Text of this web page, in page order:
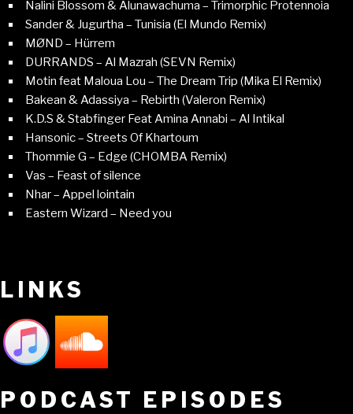
Nalini Blossom & Alunawachuma – Trimorphic Protennoia
Sander & Jugurtha – Tunisia (El Mundo Remix)
MØND – Hürrem
DURRANDS – Al Mazrah (SEVN Remix)
Motin feat Maloua Lou – The Dream Trip (Mika El Remix)
Bakean & Adassiya – Rebirth (Valeron Remix)
K.D.S & Stabfinger Feat Amina Annabi – Al Intikal
Hansonic – Streets Of Khartoum
Thommie G – Edge (CHOMBA Remix)
Vas – Feast of silence
Nhar – Appel lointain
Eastern Wizard – Need you
LINKS
PODCAST EPISODES